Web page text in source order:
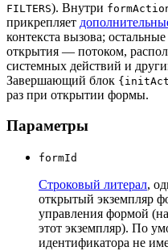
FILTERS). Внутри
прикрепляет
контекста вызова;
открытия — потоком,
системных действий и
Завершающий блок
раз при открытии формы.
Параметры
formId
Строковый литерал,
открытый экземпляр
управления формой
этот экземпляр). По
идентификатора не